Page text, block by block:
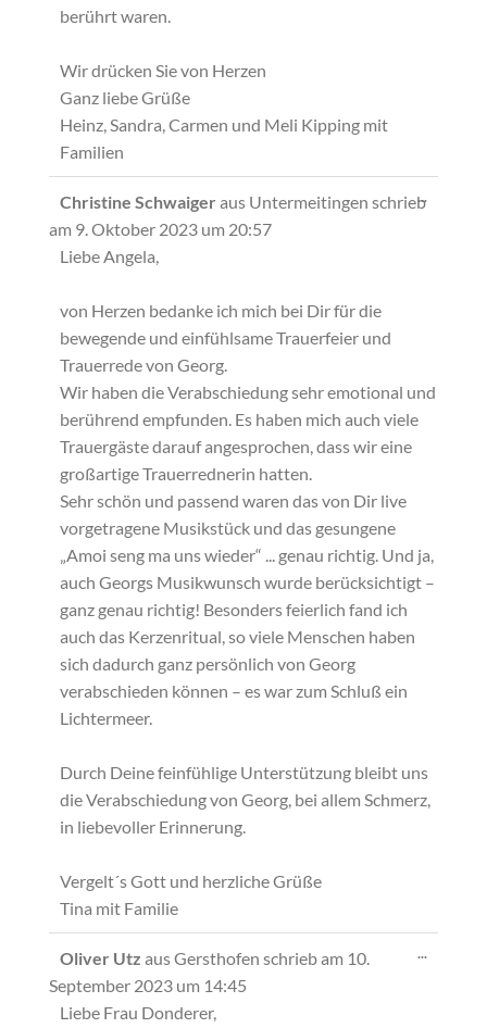
berührt waren.
Wir drücken Sie von Herzen
Ganz liebe Grüße
Heinz, Sandra, Carmen und Meli Kipping mit
Familien
Christine Schwaiger aus Untermeitingen schrieb
am 9. Oktober 2023 um 20:57
Liebe Angela,
von Herzen bedanke ich mich bei Dir für die
bewegende und einfühlsame Trauerfeier und
Trauerrede von Georg.
Wir haben die Verabschiedung sehr emotional und
berührend empfunden. Es haben mich auch viele
Trauergäste darauf angesprochen, dass wir eine
großartige Trauerrednerin hatten.
Sehr schön und passend waren das von Dir live
vorgetragene Musikstück und das gesungene
„Amoi seng ma uns wieder“ ... genau richtig. Und ja,
auch Georgs Musikwunsch wurde berücksichtigt –
ganz genau richtig! Besonders feierlich fand ich
auch das Kerzenritual, so viele Menschen haben
sich dadurch ganz persönlich von Georg
verabschieden können – es war zum Schluß ein
Lichtermeer.
Durch Deine feinfühlige Unterstützung bleibt uns
die Verabschiedung von Georg, bei allem Schmerz,
in liebevoller Erinnerung.
Vergelt´s Gott und herzliche Grüße
Tina mit Familie
...
Oliver Utz ausGersthofen schrieb am 10.
September 2023 um 14:45
Liebe Frau Donderer,
...